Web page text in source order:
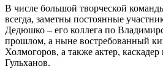
В числе большой творческой
всегда, заметны постоянные
Дедюшко – его коллега по
прошлом, а ныне востребованный
Холмогоров, а также актер,
Гульханов.